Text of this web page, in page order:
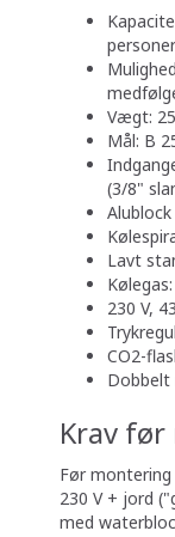
Vægt:
Mål: B
(3/8"
Lavt
230 V,
CO2-
Dobbelt
Krav
Før
230 V + jord
med